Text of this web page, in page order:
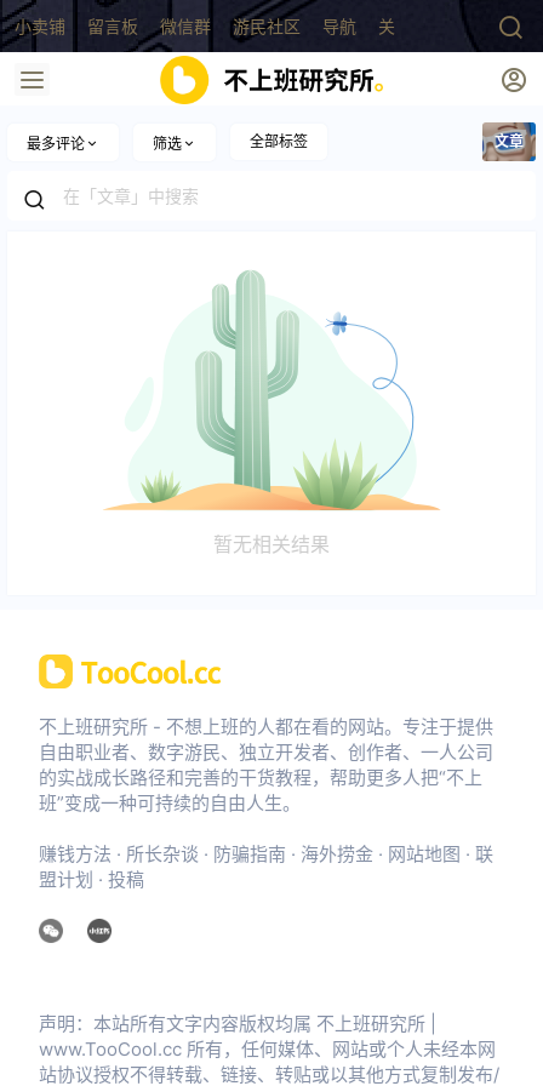
小卖铺 留言板 微信群 游民社区 导航 关于
最多评论 筛选 全部标签 文章
暂无相关结果
不上班研究所 - 不想上班的人都在看的网站。专注于提供
自由职业者、数字游民、独立开发者、创作者、一人公司
的实战成长路径和完善的干货教程，帮助更多人把“不上
班”变成一种可持续的自由人生。
赚钱方法 · 所长杂谈 · 防骗指南 · 海外捞金 · 网站地图 · 联
盟计划 · 投稿
声明：本站所有文字内容版权均属 不上班研究所 |
www.TooCool.cc 所有，任何媒体、网站或个人未经本网
站协议授权不得转载、链接、转贴或以其他方式复制发布/